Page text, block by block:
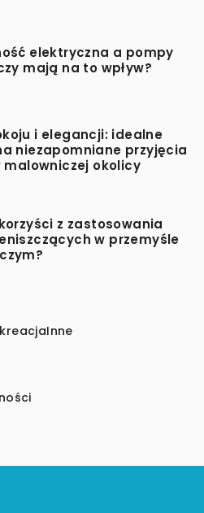
elektryczna a pompy
mają na to wpływ?
i elegancji: idealne
niezapomniane przyjęcia
malowniczej okolicy
z zastosowania
w przemyśle
Inne